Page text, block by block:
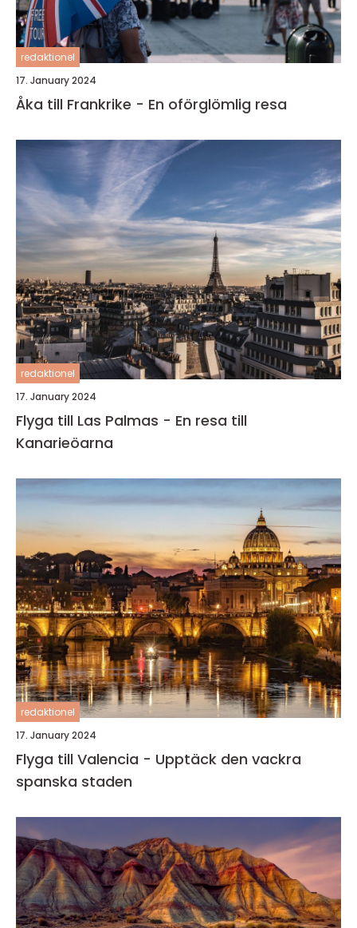
redaktionel
17. January 2024
Åka till Frankrike - En oförglömlig resa
redaktionel
17. January 2024
Flyga till Las Palmas - En resa till
Kanarieöarna
redaktionel
17. January 2024
Flyga till Valencia - Upptäck den vackra
spanska staden